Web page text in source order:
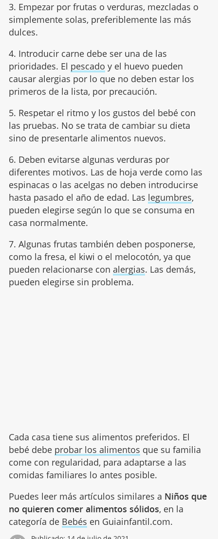
3. Empezar por frutas o verduras, mezcladas o
simplemente solas, preferiblemente las más
dulces.
4. Introducir carne debe ser una de las
prioridades. El pescado y el huevo pueden
causar alergias por lo que no deben estar los
primeros de la lista, por precaución.
5. Respetar el ritmo y los gustos del bebé con
las pruebas. No se trata de cambiar su dieta
sino de presentarle alimentos nuevos.
6. Deben evitarse algunas verduras por
diferentes motivos. Las de hoja verde como las
espinacas o las acelgas no deben introducirse
hasta pasado el año de edad. Las legumbres,
pueden elegirse según lo que se consuma en
casa normalmente.
7. Algunas frutas también deben posponerse,
como la fresa, el kiwi o el melocotón, ya que
pueden relacionarse con alergias. Las demás,
pueden elegirse sin problema.
Cada casa tiene sus alimentos preferidos. El
bebé debe probar los alimentos que su familia
come con regularidad, para adaptarse a las
comidas familiares lo antes posible.
Puedes leer más artículos similares a Niños que
no quieren comer alimentos sólidos, en la
categoría de Bebés en Guiainfantil.com.